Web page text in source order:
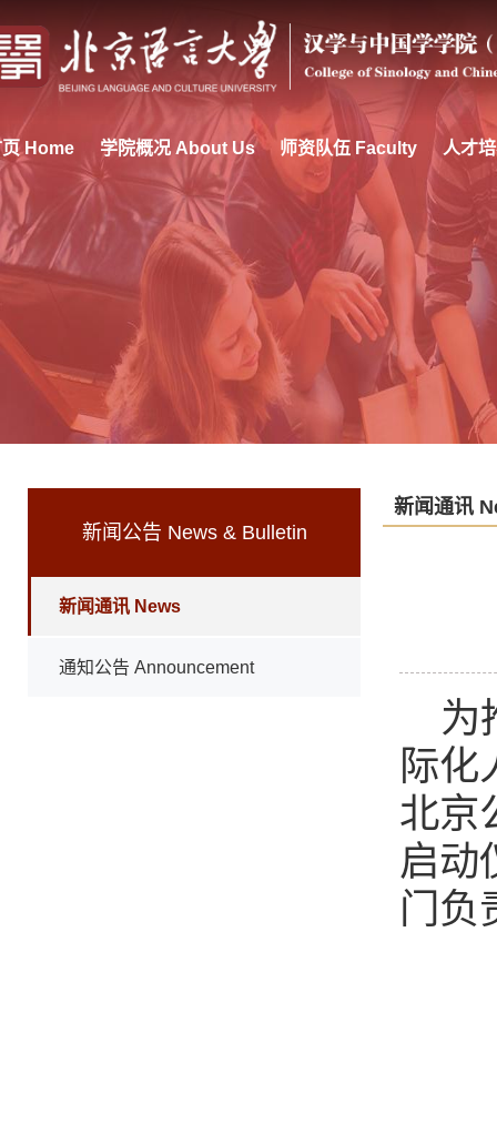
Home 学院概况 About Us 师资队伍 Faculty 人才
新闻公告 News & Bulletin
新闻通讯 News
通知公告 Announcement
新闻通讯
为
际化
北京
启动
门负